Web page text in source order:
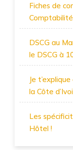
Fiches de
DSCG au
le DSCG à
Je
la Côte
Les
Hôtel !